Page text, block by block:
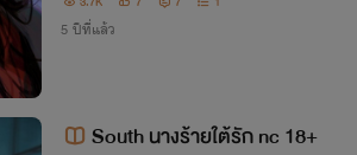
5 ปีที่แล้ว
South นางร้ายใต้รัก nc 18+